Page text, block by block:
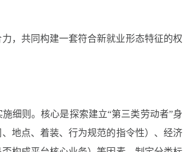
，共同构建一套符合新就业形态特征的权
细则。核心是探索建立“第三类劳动者”身
地点、着装、行为规范的指令性）、经济